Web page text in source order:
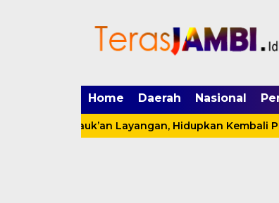
Home Daerah Nasional
Sauk’an Layangan, Hidupkan Kembali